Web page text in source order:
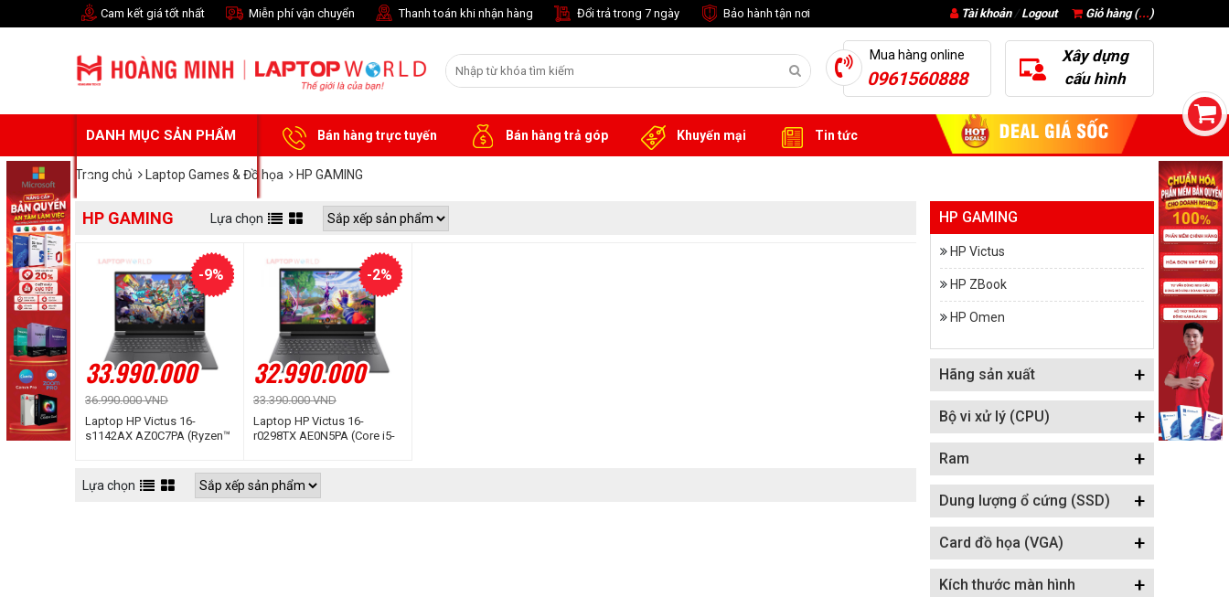
Cam kết giá tốt nhất Miễn phí vận chuyển Thanh toán khi nhận hàng Đổi trả trong 7 ngày Bảo hành tận nơi Giỏ hàng (...)
Tài khoản/ Logout
Mua hàng online
0961560888
Xây dựng
cấu hình
DANH MỤC SẢN PHẨM Bán hàng trực tuyến Bán hàng trả góp Khuyến mại Tin tức
Trang chủ Laptop Games & Đồ họa HP GAMING
HP GAMING Lựa chọn
33.990.000
36.990.000 VND
-9%
Laptop HP Victus 16-
s1142AX AZ0C7PA (Ryzen™
FHD 165Hz | Win 11 | Đen)
32.990.000
33.390.000 VND
-2%
Laptop HP Victus 16-
r0298TX AE0N5PA (Core i5-
Win11 | Đen)
Lựa chọn
HP GAMING
HP Victus
HP ZBook
HP Omen
Hãng sản xuất +
Bộ vi xử lý (CPU) +
Ram +
Dung lượng ổ cứng (SSD) +
Card đồ họa (VGA) +
Kích thước màn hình +